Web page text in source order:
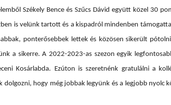
Székely Bence és Szűcs Dávid együtt közel 30
is velünk tartott és a kispadról mindenben
ponterősebbek lettek és közösen sikerült
a sikerre. A 2022-2023-as szezon egyik
Kosárlabda. Ezúton is szeretnénk gratulálni a
hogy még jobbak legyünk és a legjobb nyolc